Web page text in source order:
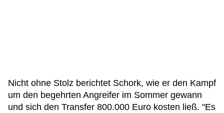
Nicht ohne Stolz berichtet Schork, wie er den Kampf
um den begehrten Angreifer im Sommer gewann
und sich den Transfer 800.000 Euro kosten ließ. "Es